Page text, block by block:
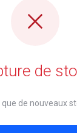
de
de nouveaux